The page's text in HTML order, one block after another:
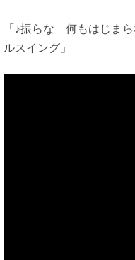
「♪振らな 何もはじま
ルスイング」